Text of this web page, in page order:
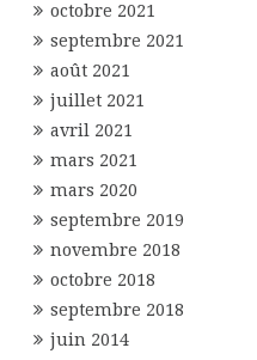
octobre 2021
septembre 2021
août 2021
juillet 2021
avril 2021
mars 2021
mars 2020
septembre 2019
novembre 2018
octobre 2018
septembre 2018
juin 2014